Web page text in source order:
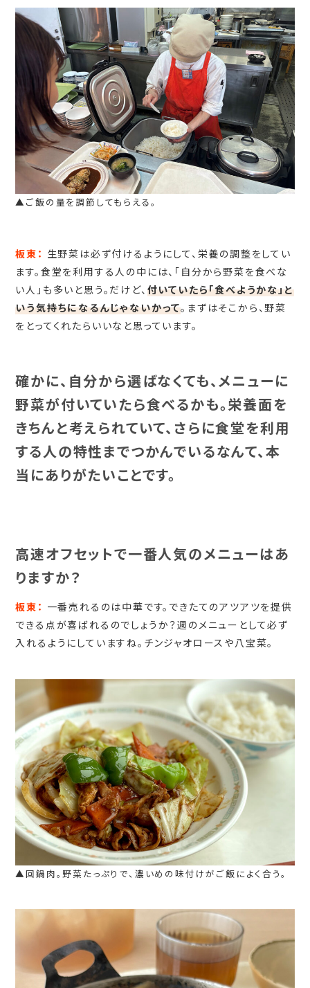
▲ご飯の量を調節してもらえる。
板東： 生野菜は必ず付けるようにして、栄養の調整をしてい
ます。食堂を利用する人の中には、「自分から野菜を食べな
い人」も多いと思う。だけど、 付いていたら「食べようかな」と
いう気持ちになるんじゃないかって。まずはそこから、野菜
をとってくれたらいいなと思っています。
確かに、自分から選ばなくても、メニューに
野菜が付いていたら食べるかも。栄養面を
きちんと考えられていて、さらに食堂を利用
する人の特性までつかんでいるなんて、本
当にありがたいことです。
高速オフセットで一番人気のメニューはあ
りますか？
板東： 一番売れるのは中華です。できたてのアツアツを提供
できる点が喜ばれるのでしょうか？週のメニューとして必ず
入れるようにしていますね。チンジャオロースや八宝菜。
▲回鍋肉。野菜たっぷりで、濃いめの味付けがご飯によく合う。